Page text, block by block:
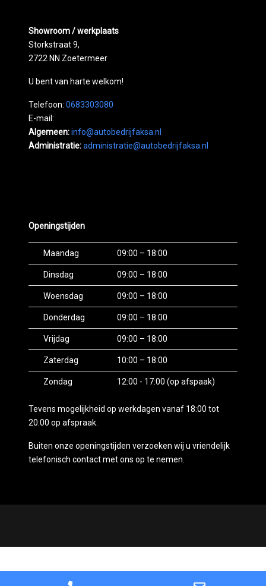
Showroom / werkplaats
Storkstraat 9,
2722 NN Zoetermeer
U bent van harte welkom!
Telefoon: 0683303080
E-mail:
Algemeen:info@autobedrijfaksa.nl
Administratie:administratie@autobedrijfaksa.nl
Openingstijden
Maandag 09:00 – 18:00
Dinsdag 09:00 – 18:00
Woensdag 09:00 – 18:00
Donderdag 09:00 – 18:00
Vrijdag 09:00 – 18:00
Zaterdag 10:00 – 18:00
Zondag 12:00 - 17:00 (op afspaak)
Tevens mogelijkheid op werkdagen vanaf 18:00 tot
20:00 op afspraak.
Buiten onze openingstijden verzoeken wij u vriendelijk
telefonisch contact met ons op te nemen.